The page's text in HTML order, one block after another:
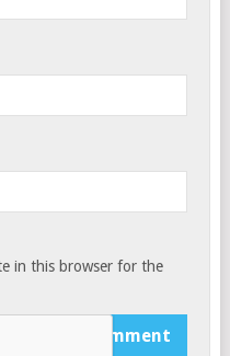
in this browser for the